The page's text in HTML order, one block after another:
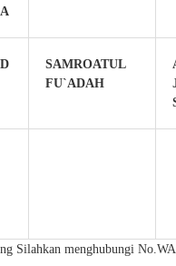
SAMROATUL
FU`ADAH
Silahkan menghubungi